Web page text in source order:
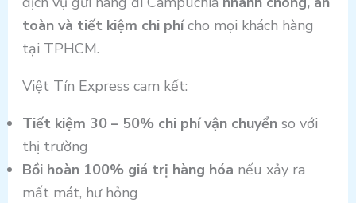
toàn và tiết kiệm chi phícho mọi khách hàng
tại TPHCM.
Việt Tín Express cam kết:
Tiết kiệm 30 – 50% chi phí vận chuyểnso với
thị trường
Bồi hoàn 100% giá trị hàng hóa nếu xảy ra
mất mát, hư hỏng